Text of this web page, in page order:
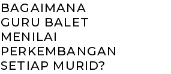
BAGAIMANA
GURU BALET
MENILAI
PERKEMBANGAN
SETIAP MURID?